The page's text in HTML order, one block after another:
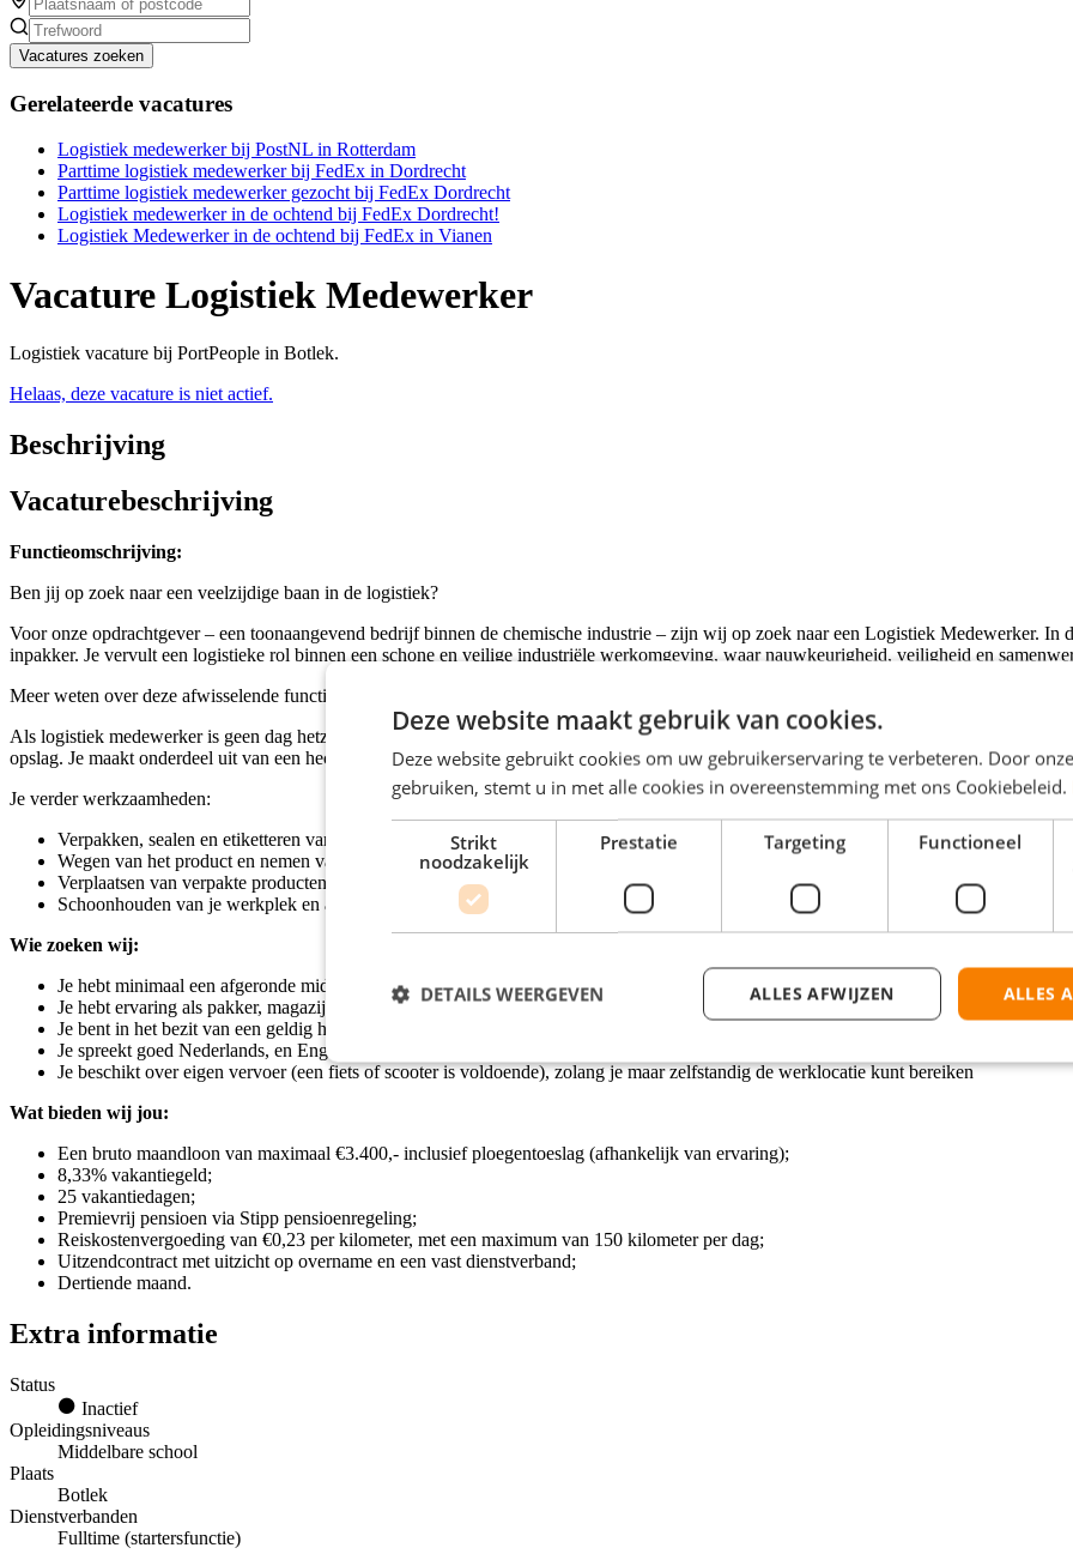
Vacatures zoeken
Gerelateerde vacatures
Logistiek medewerker bij PostNL in Rotterdam
Parttime logistiek medewerker bij FedEx in Dordrecht
Parttime logistiek medewerker gezocht bij FedEx Dordrecht
Logistiek medewerker in de ochtend bij FedEx Dordrecht!
Logistiek Medewerker in de ochtend bij FedEx in Vianen
Vacature Logistiek Medewerker
Logistiek vacature bij PortPeople in Botlek.
Helaas, deze vacature is niet actief.
Beschrijving
Vacaturebeschrijving
Functieomschrijving:
Ben jij op zoek naar een veelzijdige baan in de logistiek?
Voor onze opdrachtgever – een toonaangevend bedrijf binnen de chemische industrie – zijn wij op zoek naar een Logistiek Medewerker.
inpakker. Je vervult een logistieke rol binnen een schone en veilige industriële werkomgeving, waar nauwkeurigheid, veiligheid en
Meer weten over deze afwisselende functie? Lees dan snel verder!
Als logistiek medewerker is geen dag hetzelfde. Het ene moment ben je bezig met het zorgvuldig verpakken en etiketteren van producten,
opslag. Je maakt onderdeel uit van een hecht team en werkt in een 2-ploegendienst. Dankzij jouw verantwoordelijkheidsgevoel en oog
Je verder werkzaamheden:
Verpakken, sealen en etiketteren van gereed product in big bags (1000 kg) en drums (250 kg).
Wegen van het product en nemen van monsters voor kwaliteitscontrole.
Verplaatsen van verpakte producten naar de opslag met een heftruck.
Schoonhouden van je werkplek en afstemmen met collega’s over planning en bijzonderheden.
Wie zoeken wij:
Je hebt minimaal een afgeronde middelbare schoolopleiding;
Je hebt ervaring als pakker, magazijnmedewerker of heftruckchauffeur;
Je bent in het bezit van een geldig heftruckcertificaat en VCA, of bereid dit te halen;
Je spreekt goed Nederlands, en Engels is een pré;
Je beschikt over eigen vervoer (een fiets of scooter is voldoende), zolang je maar zelfstandig de werklocatie kunt bereiken
Wat bieden wij jou:
Een bruto maandloon van maximaal €3.400,- inclusief ploegentoeslag (afhankelijk van ervaring);
8,33% vakantiegeld;
25 vakantiedagen;
Premievrij pensioen via Stipp pensioenregeling;
Reiskostenvergoeding van €0,23 per kilometer, met een maximum van 150 kilometer per dag;
Uitzendcontract met uitzicht op overname en een vast dienstverband;
Dertiende maand.
Extra informatie
Status
Inactief
Opleidingsniveaus
Middelbare school
Plaats
Botlek
Dienstverbanden
Fulltime (startersfunctie)
Deze website maakt gebruik van cookies.
Deze website gebruikt cookies om uw gebruikerservaring te verbeteren. Door
gebruiken, stemt u in met alle cookies in overeenstemming met ons Cookiebeleid.
Strikt
noodzakelijk
Prestatie Targeting Functioneel
ALLES
ALLES AFWIJZEN
DETAILS WEERGEVEN